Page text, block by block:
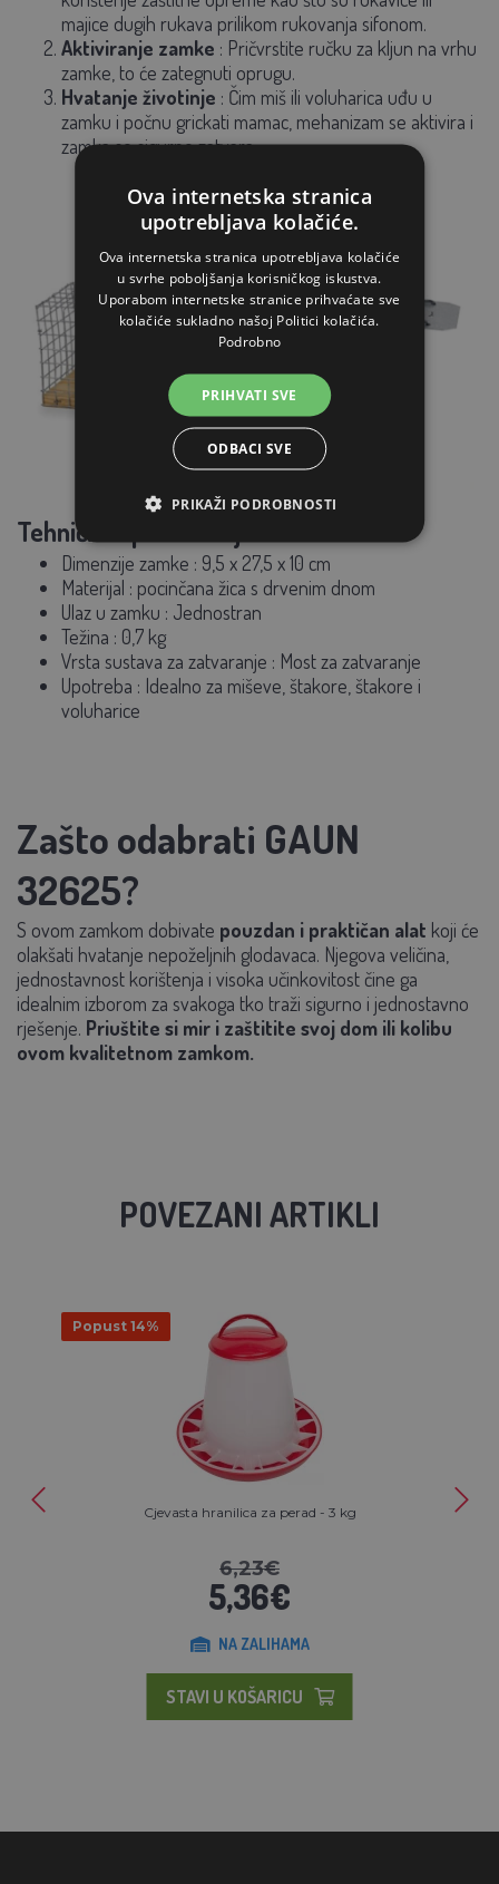
majice dugih rukava prilikom rukovanja sifonom.
Aktiviranje zamke : Pričvrstite ručku za kljun na vrhu
zamke, to će zategnuti oprugu.
Hvatanje životinje : Čim miš ili voluharica uđu u
zamku i počnu grickati mamac, mehanizam se aktivira i
zamka se sigurno zatvara.
Tehničke specifikacije:
Dimenzije zamke : 9,5 x 27,5 x 10 cm
Materijal : pocinčana žica s drvenim dnom
Ulaz u zamku : Jednostran
Težina : 0,7 kg
Vrsta sustava za zatvaranje : Most za zatvaranje
Upotreba : Idealno za miševe, štakore, štakore i
voluharice
Zašto odabrati GAUN
32625?
S ovom zamkom dobivate pouzdan i praktičan alat koji će
olakšati hvatanje nepoželjnih glodavaca. Njegova veličina,
jednostavnost korištenja i visoka učinkovitost čine ga
idealnim izborom za svakoga tko traži sigurno i jednostavno
rješenje. Priuštite si mir i zaštitite svoj dom ili kolibu
ovom kvalitetnom zamkom.
POVEZANI ARTIKLI
Popust 14%
Cjevasta hranilica za perad - 3 kg
6,23€
5,36€
NA ZALIHAMA
STAVI U KOŠARICU
Ova internetska stranica
upotrebljava kolačiće.
Ova internetska stranica upotrebljava kolačiće
u svrhe poboljšanja korisničkog iskustva.
Uporabom internetske stranice prihvaćate sve
kolačiće sukladno našoj Politici kolačića.
Podrobno
PRIHVATI SVE
ODBACI SVE
PRIKAŽI PODROBNOSTI